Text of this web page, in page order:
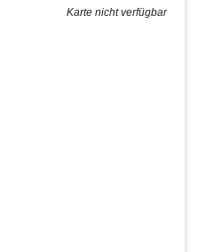
Karte nicht verfügbar